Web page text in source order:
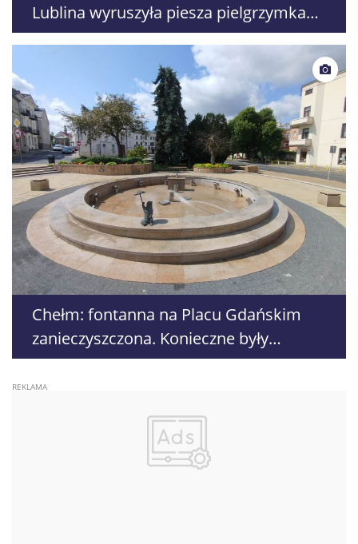
Lublina wyruszyła piesza pielgrzymka
na Jasną Górę
Chełm: fontanna na Placu Gdańskim
zanieczyszczona. Konieczne były
czyszczenie i dezynfekcja